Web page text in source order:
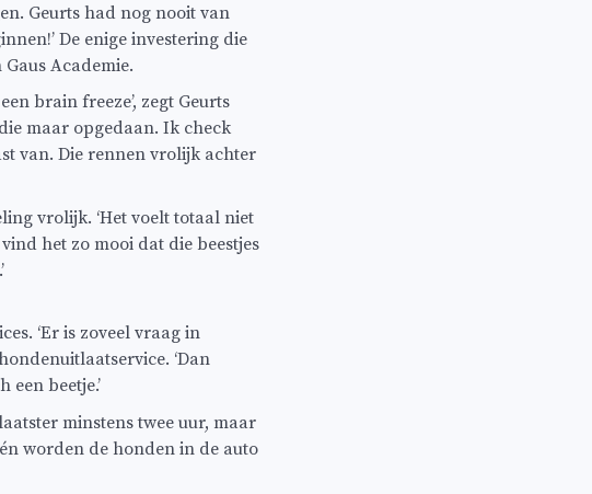
Geurts had nog nooit van
De enige investering die
Academie.
brain freeze’, zegt Geurts
maar opgedaan. Ik check
van. Die rennen vrolijk achter
vrolijk. ‘Het voelt totaal niet
het zo mooi dat die beestjes
‘Er is zoveel vraag in
‘Dan
beetje.’
minstens twee uur, maar
worden de honden in de auto